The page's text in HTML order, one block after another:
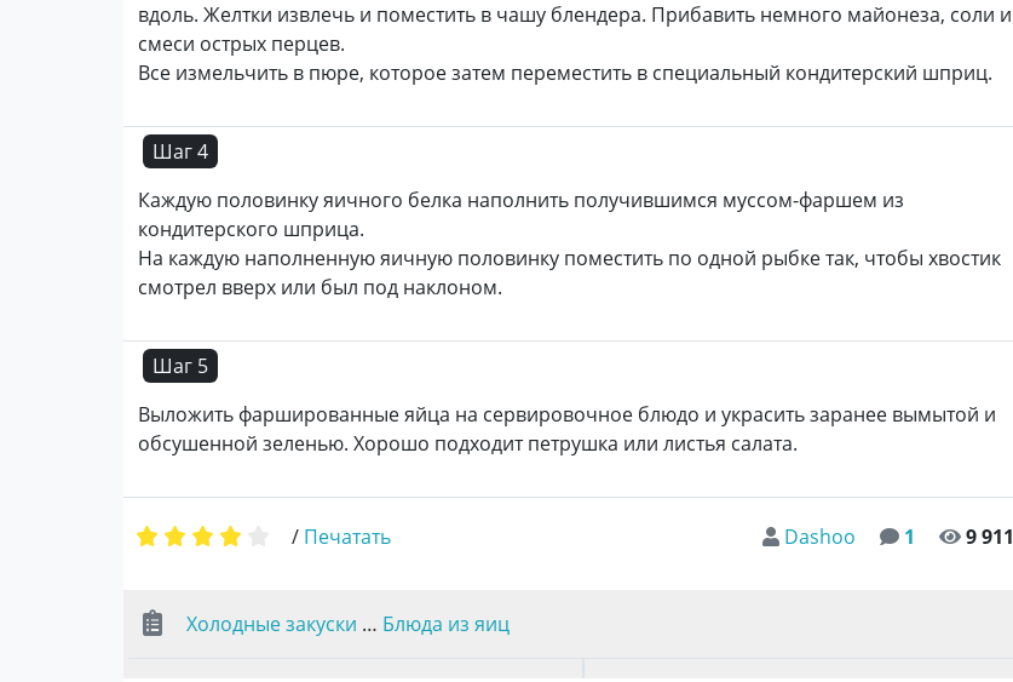
вдоль. Желтки извлечь и поместить в чашу блендера. Прибавить немного майонеза, соли и
смеси острых перцев.
Все измельчить в пюре, которое затем переместить в специальный кондитерский шприц.
Шаг 4
Каждую половинку яичного белка наполнить получившимся муссом-фаршем из
кондитерского шприца.
На каждую наполненную яичную половинку поместить по одной рыбке так, чтобы хвостик
смотрел вверх или был под наклоном.
Шаг 5
Выложить фаршированные яйца на сервировочное блюдо и украсить заранее вымытой и
обсушенной зеленью. Хорошо подходит петрушка или листья салата.
Dashoo 1 9 911
/ Печатать
Холодные закуски … Блюда из яиц